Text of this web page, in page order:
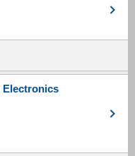
Electronics